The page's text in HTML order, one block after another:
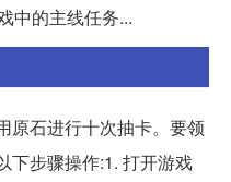
中的主线任务...
原石进行十次抽卡。要领
下步骤操作:1. 打开游戏